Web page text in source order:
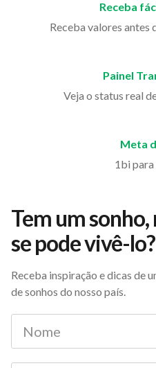
Receba
Receba valores antes
Painel
Veja o status real
Meta
1bi
Tem um sonho,
se pode vivê-lo?
Receba inspiração e dicas de
de sonhos do nosso país.